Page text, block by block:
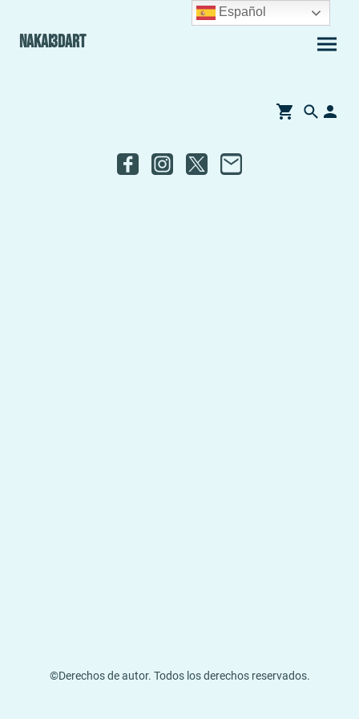
Nakai3Dart
©Derechos de autor. Todos los derechos reservados.
Español